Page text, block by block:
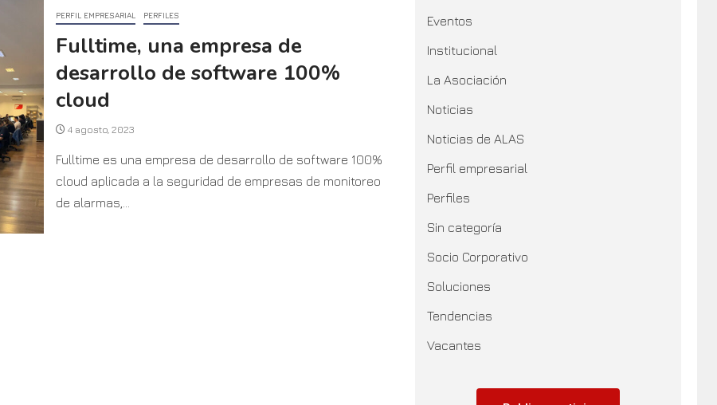
PERFIL EMPRESARIAL PERFILES
Fulltime, una empresa de
desarrollo de software 100%
cloud
4 agosto, 2023
Fulltime es una empresa de desarrollo de software 100%
cloud aplicada a la seguridad de empresas de monitoreo
de alarmas,...
Eventos
Institucional
La Asociación
Noticias
Noticias de ALAS
Perfil empresarial
Perfiles
Sin categoría
Socio Corporativo
Soluciones
Tendencias
Vacantes